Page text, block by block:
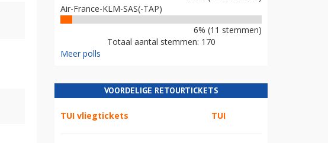
Air-France-KLM-SAS(-TAP)
6% (11 stemmen)
Totaal aantal stemmen: 170
Meer polls
VOORDELIGE RETOURTICKETS
TUI vliegtickets TUI